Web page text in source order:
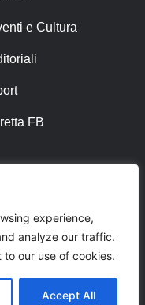
experience,
analyze our traffic.
our use of cookies.
Accept All
e Cultura
FB